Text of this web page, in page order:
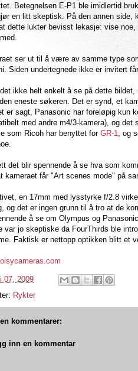
Betegnelsen E-P1 ble imidlertid
en litt skeptisk. På den annen side,
dette lukter bevisst lekasje: vise
ser ut til å være av samme type
Siden undertegnede ikke er invitert
det ikke helt enkelt å se på dette
eneste søkeren. Det er synd, et
er sagt, Panasonic har foreløpig kun
med andre m4/3-kamera), og
som Ricoh har benyttet for GR-1, og
det blir spennende å se hva som
kameraet får "Art scenes mode" på
en 17mm med lysstyrke f/2.8
og det er ingen grunn til å tro at de
å se om Olympus og
var jo skeptiske da FourThirds ble
Faktisk er nettopp optikken blitt et
07, 2009
Rykter
kommentarer:
inn en kommentar